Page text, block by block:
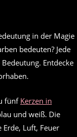
bedeuten? Jede
Entdecke
fünf Kerzen in
und weiß. Die
Luft, Feuer